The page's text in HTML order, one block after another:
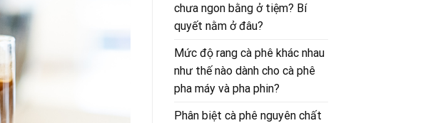
chưa ngon bằng ở tiệm? Bí
quyết nằm ở đâu?
Mức độ rang cà phê khác nhau
như thế nào dành cho cà phê
pha máy và pha phin?
Phân biệt cà phê nguyên chất